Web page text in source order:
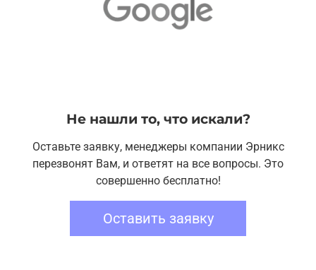
Не нашли то, что искали?
Оставьте заявку, менеджеры компании Эрникс
перезвонят Вам, и ответят на все вопросы. Это
совершенно бесплатно!
Оставить заявку